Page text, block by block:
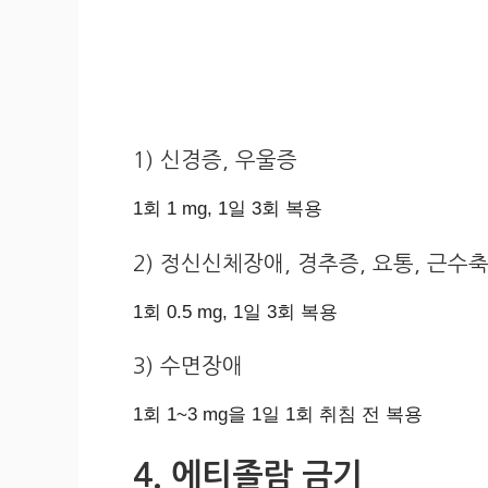
1) 신경증, 우울증
1회 1 mg, 1일 3회 복용
2) 정신신체장애, 경추증, 요통, 근수
1회 0.5 mg, 1일 3회 복용
3) 수면장애
1회 1~3 mg을 1일 1회 취침 전 복용
4. 에티졸람 금기